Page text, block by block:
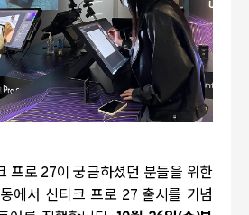
프로 27이 궁금하셨던 분들을 위한
에서 신티크 프로 27 출시를 기념